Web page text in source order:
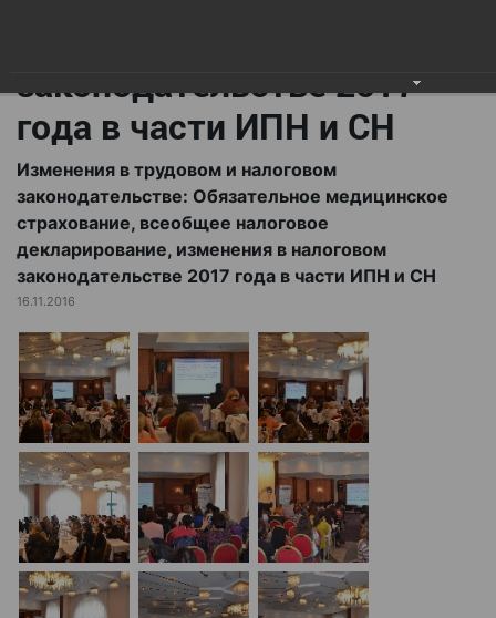
законодательстве 2017
года в части ИПН и СН
Изменения в трудовом и налоговом
законодательстве: Обязательное медицинское
страхование, всеобщее налоговое
декларирование, изменения в налоговом
законодательстве 2017 года в части ИПН и СН
16.11.2016